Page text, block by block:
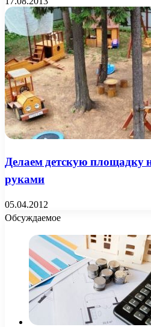
Делаем детскую площадку
руками
05.04.2012
Обсуждаемое